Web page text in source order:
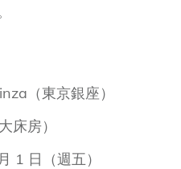
（東京銀座）
床房）
1 日（週五）